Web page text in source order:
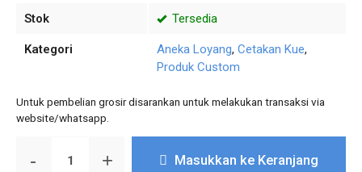
Stok Tersedia
Kategori Aneka Loyang, Cetakan Kue,
Produk Custom
Untuk pembelian grosir disarankan untuk melakukan transaksi via
website/whatsapp.
- + Masukkan ke Keranjang